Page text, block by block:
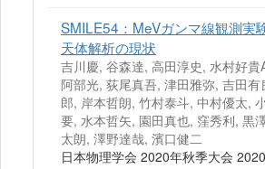
SMILE54：MeVガンマ線観測実
天体解析の現状
吉川慶, 谷森達, 高田淳史, 水村好貴
阿部光, 荻尾真吾, 津田雅弥, 吉田有
郎, 岸本哲朗, 竹村泰斗, 中村優太,
要, 水本哲矢, 園田真也, 窪秀利, 黒
太朗, 澤野達哉, 濱口健二
日本物理学会 2020年秋季大会